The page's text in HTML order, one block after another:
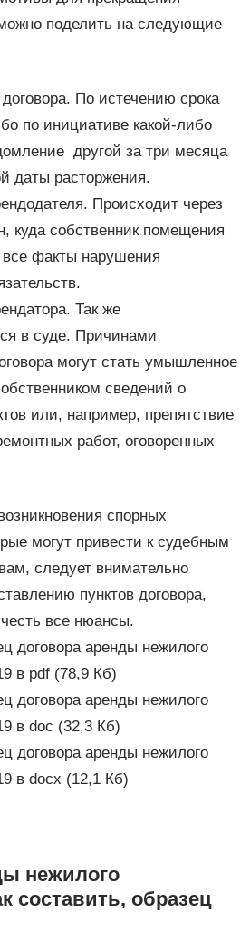
поделить на следующие
По истечению срока
по инициативе какой-либо
другой за три месяца
даты расторжения.
Происходит через
куда собственник помещения
все факты нарушения
Так же
в суде. Причинами
могут стать умышленное
сведений о
или, например, препятствие
работ, оговоренных
спорных
могут привести к судебным
следует внимательно
пунктов договора,
все нюансы.
договора аренды нежилого
в pdf (78,9 Кб)
договора аренды нежилого
в doc (32,3 Кб)
договора аренды нежилого
в docx (12,1 Кб)
нежилого
составить, образец